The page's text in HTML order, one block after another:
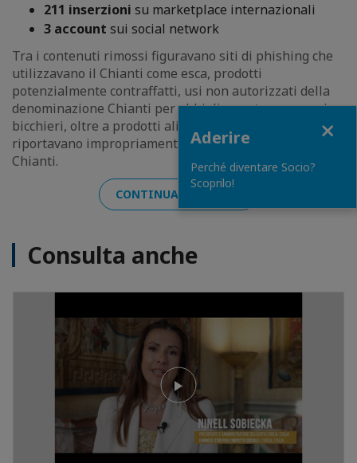
211 inserzioni su marketplace internazionali
3 account sui social network
Tra i contenuti rimossi figuravano siti di phishing che
utilizzavano il Chianti come esca, prodotti
potenzialmente contraffatti, usi non autorizzati della
denominazione Chianti per abbigliamento, accessori e
bicchieri, oltre a prodotti alimentari trasformati che
riportavano impropriamente riferimenti al vino
Chianti.
CONTINUA A LEGGERE
Consulta anche
Aderire
Perché diventare Socio?
Scoprilo!